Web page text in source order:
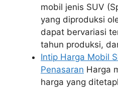
mobil jenis SUV
yang diproduksi
dapat bervariasi
tahun produksi,
Intip Harga Mobil
Penasaran Harga
harga yang